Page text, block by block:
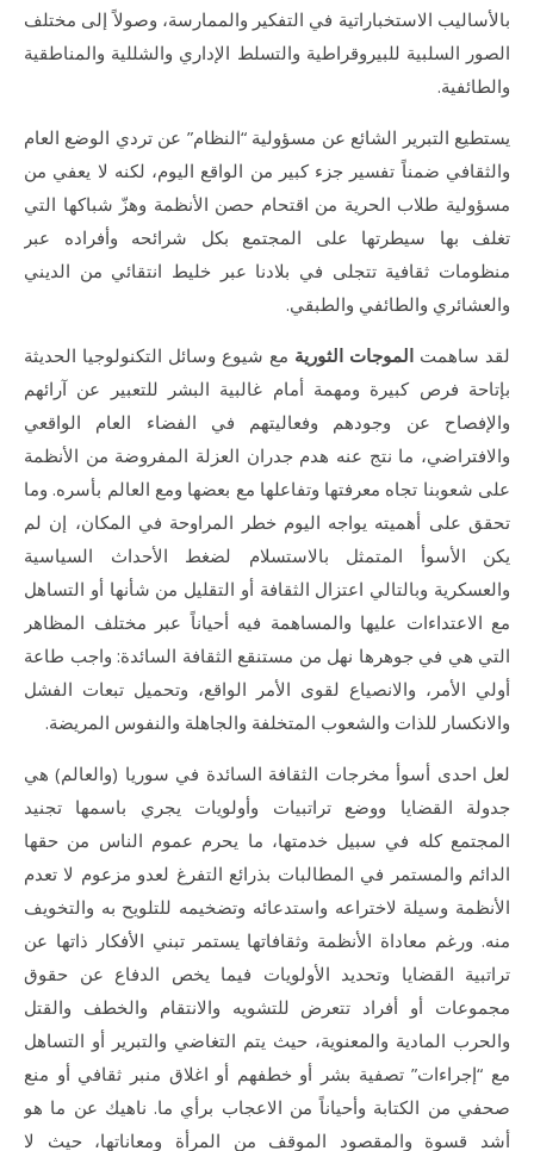
بالأساليب الاستخباراتية في التفكير والممارسة، وصولاً إلى مختلف
الصور السلبية للبيروقراطية والتسلط الإداري والشللية والمناطقية
والطائفية.
يستطيع التبرير الشائع عن مسؤولية “النظام” عن تردي الوضع العام
والثقافي ضمناً تفسير جزء كبير من الواقع اليوم، لكنه لا يعفي من
مسؤولية طلاب الحرية من اقتحام حصن الأنظمة وهزّ شباكها التي
تغلف بها سيطرتها على المجتمع بكل شرائحه وأفراده عبر
منظومات ثقافية تتجلى في بلادنا عبر خليط انتقائي من الديني
والعشائري والطائفي والطبقي.
لقد ساهمت الموجات الثورية مع شيوع وسائل التكنولوجيا الحديثة
بإتاحة فرص كبيرة ومهمة أمام غالبية البشر للتعبير عن آرائهم
والإفصاح عن وجودهم وفعاليتهم في الفضاء العام الواقعي
والافتراضي، ما نتج عنه هدم جدران العزلة المفروضة من الأنظمة
على شعوبنا تجاه معرفتها وتفاعلها مع بعضها ومع العالم بأسره. وما
تحقق على أهميته يواجه اليوم خطر المراوحة في المكان، إن لم
يكن الأسوأ المتمثل بالاستسلام لضغط الأحداث السياسية
والعسكرية وبالتالي اعتزال الثقافة أو التقليل من شأنها أو التساهل
مع الاعتداءات عليها والمساهمة فيه أحياناً عبر مختلف المظاهر
التي هي في جوهرها نهل من مستنقع الثقافة السائدة: واجب طاعة
أولي الأمر، والانصياع لقوى الأمر الواقع، وتحميل تبعات الفشل
والانكسار للذات والشعوب المتخلفة والجاهلة والنفوس المريضة.
لعل احدى أسوأ مخرجات الثقافة السائدة في سوريا (والعالم) هي
جدولة القضايا ووضع تراتبيات وأولويات يجري باسمها تجنيد
المجتمع كله في سبيل خدمتها، ما يحرم عموم الناس من حقها
الدائم والمستمر في المطالبات بذرائع التفرغ لعدو مزعوم لا تعدم
الأنظمة وسيلة لاختراعه واستدعائه وتضخيمه للتلويح به والتخويف
منه. ورغم معاداة الأنظمة وثقافاتها يستمر تبني الأفكار ذاتها عن
تراتبية القضايا وتحديد الأولويات فيما يخص الدفاع عن حقوق
مجموعات أو أفراد تتعرض للتشويه والانتقام والخطف والقتل
والحرب المادية والمعنوية، حيث يتم التغاضي والتبرير أو التساهل
مع “إجراءات” تصفية بشر أو خطفهم أو اغلاق منبر ثقافي أو منع
صحفي من الكتابة وأحياناً من الاعجاب برأي ما. ناهيك عن ما هو
أشد قسوة والمقصود الموقف من المرأة ومعاناتها، حيث لا